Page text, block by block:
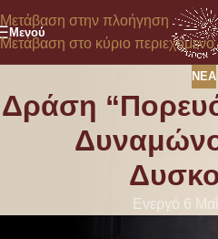
Μετάβαση στην πλοήγηση
Μετάβαση στο κύριο περιεχόμενο
Μενού
ΝΈΑ
Δράση
Ενεργό 6